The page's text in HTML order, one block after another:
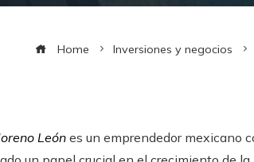
Home Inversiones y negocios
León es un emprendedor mexicano